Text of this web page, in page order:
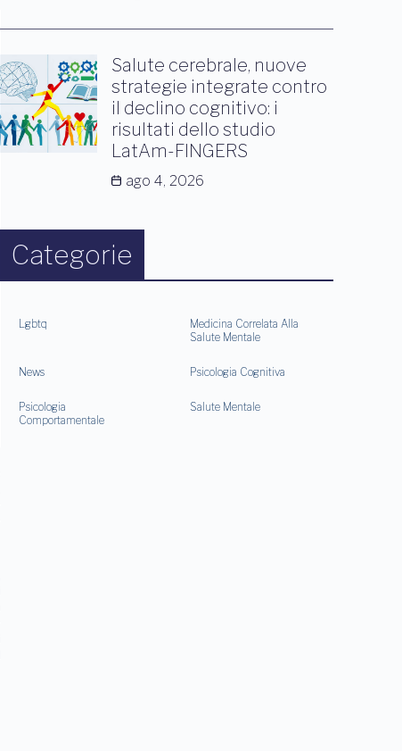
Salute cerebrale, nuove
strategie integrate contro
il declino cognitivo: i
risultati dello studio
LatAm-FINGERS
ago 4, 2026
Categorie
Lgbtq
Medicina Correlata Alla
Salute Mentale
News Psicologia Cognitiva
Psicologia
Comportamentale
Salute Mentale